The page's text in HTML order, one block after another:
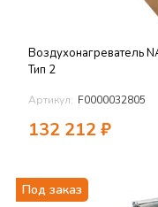
Воздухонагреватель
Тип 2
Артикул: F0000032805
132 212₽
Под заказ